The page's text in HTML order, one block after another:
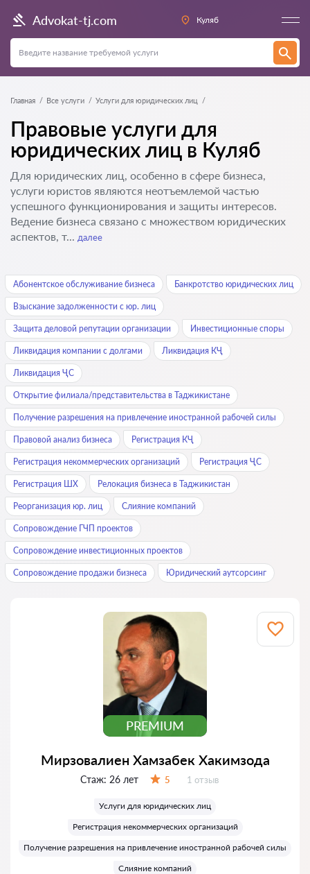
Advokat-tj.com Куляб
Главная Все услуги Услуги для юридических лиц
Правовые услуги для
юридических лиц в Куляб
Для юридических лиц, особенно в сфере бизнеса,
услуги юристов являются неотъемлемой частью
успешного функционирования и защиты интересов.
Ведение бизнеса связано с множеством юридических
аспектов, т... далее
Абонентское обслуживание бизнеса Банкротство юридических лиц
Взыскание задолженности с юр. лиц
Защита деловой репутации организации Инвестиционные споры
Ликвидация компании с долгами Ликвидация КҶ
Ликвидация ҶС
Открытие филиала/представительства в Таджикистане
Получение разрешения на привлечение иностранной рабочей силы
Правовой анализ бизнеса Регистрация КҶ
Регистрация некоммерческих организаций Регистрация ҶС
Регистрация ШХ Релокация бизнеса в Таджикистан
Реорганизация юр. лиц Слияние компаний
Сопровождение ГЧП проектов
Сопровождение инвестиционных проектов
Сопровождение продажи бизнеса Юридический аутсорсинг
PREMIUM
Мирзовалиен Хамзабек Хакимзода
Стаж: 26 лет 5 Отзывов:
1 отзыв
Услуги для юридических лиц
Регистрация некоммерческих организаций
Получение разрешения на привлечение иностранной рабочей силы
Слияние компаний